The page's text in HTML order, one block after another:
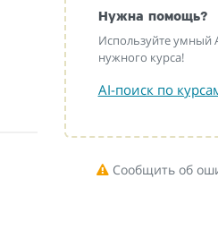
Нужна помощь?
Используйте умный
нужного курса!
AI-поиск по
Сообщить об